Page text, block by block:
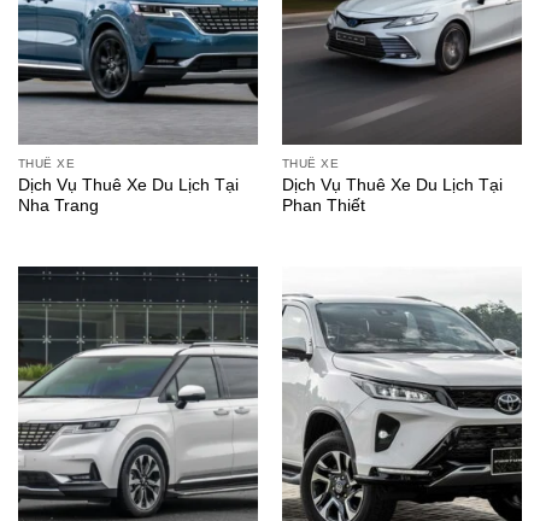
THUÊ XE
Dịch Vụ Thuê Xe Du Lịch Tại
Nha Trang
THUÊ XE
Dịch Vụ Thuê Xe Du Lịch Tại
Phan Thiết